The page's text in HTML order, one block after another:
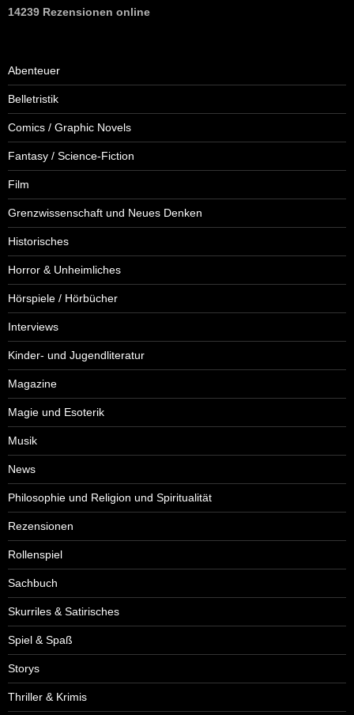
14239 Rezensionen online
Abenteuer
Belletristik
Comics / Graphic Novels
Fantasy / Science-Fiction
Film
Grenzwissenschaft und Neues Denken
Historisches
Horror & Unheimliches
Hörspiele / Hörbücher
Interviews
Kinder- und Jugendliteratur
Magazine
Magie und Esoterik
Musik
News
Philosophie und Religion und Spiritualität
Rezensionen
Rollenspiel
Sachbuch
Skurriles & Satirisches
Spiel & Spaß
Storys
Thriller & Krimis